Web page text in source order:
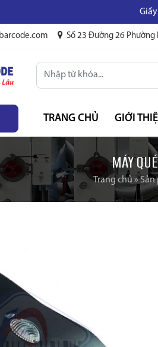
Giấy Decal
Số 23 Đường 26 Phường
TRANG CHỦ GIỚI
MÁY
Trang chủ »Sản